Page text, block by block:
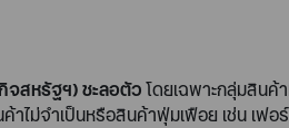
จสหรัฐฯ) ชะลอตัวโดยเฉพาะกลุ่มสิน
ไม่จำเป็นหรือสินค้าฟุ่มเฟือย เช่น เฟ